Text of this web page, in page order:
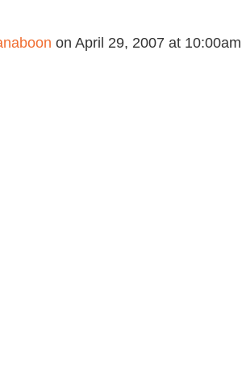
on April 29, 2007 at